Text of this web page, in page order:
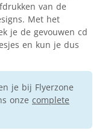
van de
Met het
je de gevouwen cd
en kun je dus
je bij Flyerzone
onze complete